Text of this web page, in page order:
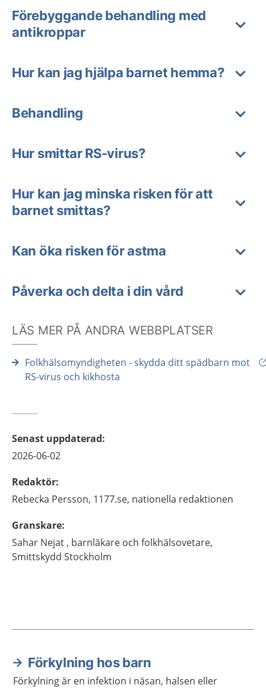
Förebyggande behandling med
antikroppar
Hur kan jag hjälpa barnet hemma?
Behandling
Hur smittar RS-virus?
Hur kan jag minska risken för att
barnet smittas?
Kan öka risken för astma
Påverka och delta i din vård
LÄS MER PÅ ANDRA WEBBPLATSER
Folkhälsomyndigheten - skydda ditt spädbarn mot
RS-virus och kikhosta
Senast uppdaterad:
2026-06-02
Redaktör:
Rebecka Persson, 1177.se, nationella redaktionen
Granskare:
Sahar Nejat , barnläkare och folkhälsovetare,
Smittskydd Stockholm
Aktuella artiklar
Förkylning hos barn
Förkylning är en infektion i näsan, halsen eller